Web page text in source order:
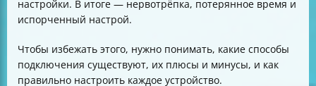
настройки. В итоге — нервотрёпка, потерянное время и
испорченный настрой.
Чтобы избежать этого, нужно понимать, какие способы
подключения существуют, их плюсы и минусы, и как
правильно настроить каждое устройство.